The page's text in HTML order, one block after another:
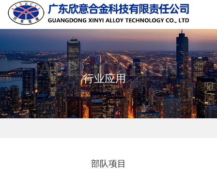
APPLICATION
行业应用
部队项目